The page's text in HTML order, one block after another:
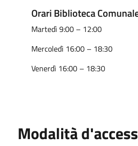
Orari Biblioteca
Martedì 9:00 – 12:00
Mercoledì 16:00 – 18:30
Venerdì 16:00 – 18:30
Modalità